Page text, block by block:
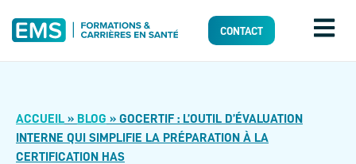
CONTACT
ACCUEIL » BLOG » GOCERTIF : L’OUTIL D’ÉVALUATION
INTERNE QUI SIMPLIFIE LA PRÉPARATION À LA
CERTIFICATION HAS